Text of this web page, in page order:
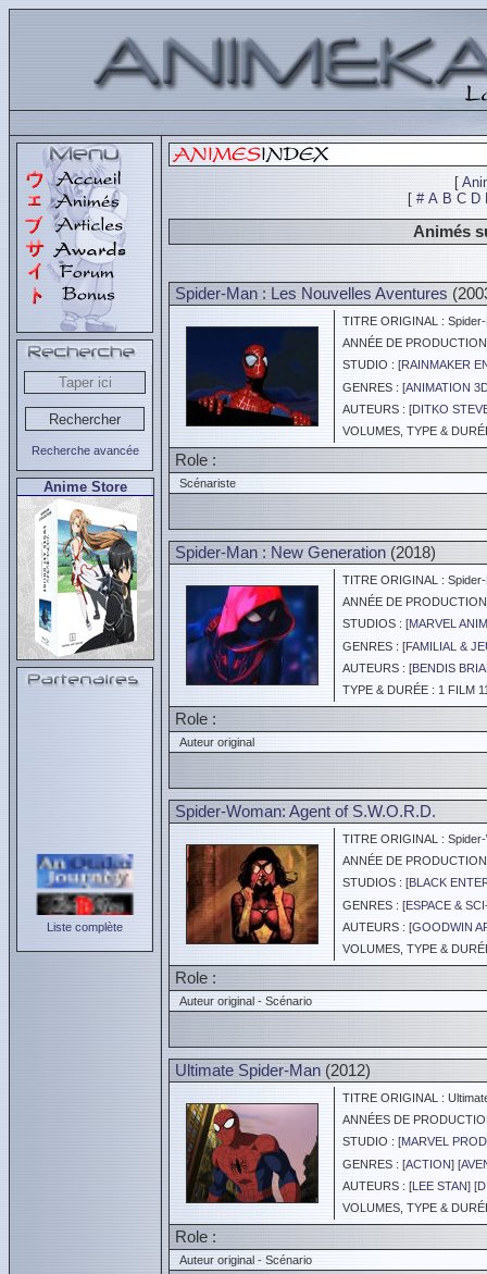
Recherche avancée
Anime Store
Liste complète
[
[ # A B C D
Animés
Spider-Man : Les Nouvelles Aventures
TITRE ORIGINAL :
ANNÉE DE
STUDIO : [RAINMAKER
GENRES : [ANIMATION
AUTEURS : [DITKO
VOLUMES, TYPE &
Role :
Scénariste
Spider-Man : New Generation (2018)
TITRE ORIGINAL :
ANNÉE DE
STUDIOS : [MARVEL
GENRES : [FAMILIAL &
AUTEURS : [BENDIS
TYPE & DURÉE : 1 FILM
Role :
Auteur original
Spider-Woman: Agent of S.W.O.R.D.
TITRE ORIGINAL :
ANNÉE DE
STUDIOS : [BLACK
GENRES : [ESPACE &
AUTEURS : [GOODWIN
VOLUMES, TYPE &
Role :
Auteur original - Scénario
Ultimate Spider-Man (2012)
TITRE ORIGINAL :
ANNÉES DE
STUDIO : [MARVEL
GENRES : [ACTION] [
AUTEURS : [LEE STAN] [
VOLUMES, TYPE &
Role :
Auteur original - Scénario